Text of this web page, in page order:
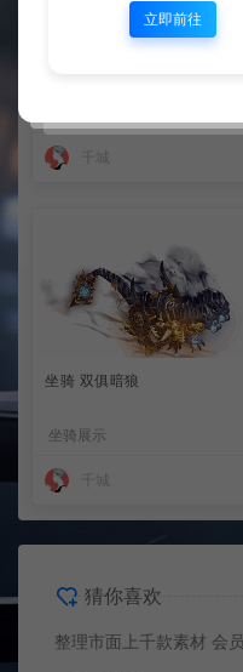
坐骑 双俱暗狼
坐骑展示
猜你喜欢
立即前往